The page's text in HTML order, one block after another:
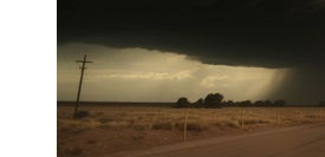
71,42 FM
Сарман